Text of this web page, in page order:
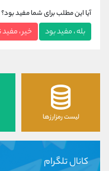
آیا این مطلب برای شما مفید بود؟
بله ، مفید بود خیر ،
لیست رمزارزها
کانال تلگرام